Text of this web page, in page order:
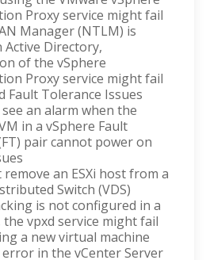
Proxy service might fail
Manager (NTLM) is
Active Directory,
of the vSphere
Proxy service might fail
Fault Tolerance Issues
an alarm when the
in a vSphere Fault
pair cannot power on
an ESXi host from а
Switch (VDS)
is not configured in a
vpxd service might fail
a new virtual machine
error in the vCenter Server